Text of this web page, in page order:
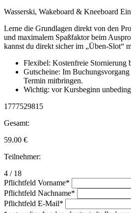
Wasserski, Wakeboard & Kneeboard
Lerne die Grundlagen direkt von den
und maximalem Spaßfaktor beim
kannst du direkt sicher im „Üben-Slot“
Flexibel: Kostenfreie Stornierung
Gutscheine: Im
Termin mitbringen.
Wichtig: vor Kursbeginn
1777529815
Gesamt:
59.00 €
Teilnehmer:
4 / 18
Pflichtfeld Vorname*
Pflichtfeld Nachname*
Pflichtfeld E-Mail*